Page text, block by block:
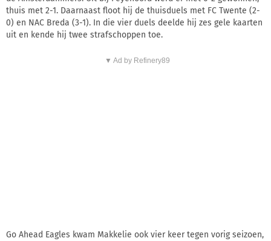
thuis met 2-1. Daarnaast floot hij de thuisduels met FC Twente (2-
0) en NAC Breda (3-1). In die vier duels deelde hij zes gele kaarten
uit en kende hij twee strafschoppen toe.
▼ Ad by Refinery89
Go Ahead Eagles kwam Makkelie ook vier keer tegen vorig seizoen,